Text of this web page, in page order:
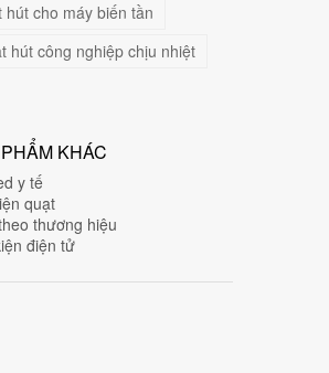
hút cho máy biến tần
hút công nghiệp chịu nhiệt
KHÁC
y tế
quạt
thương hiệu
điện tử